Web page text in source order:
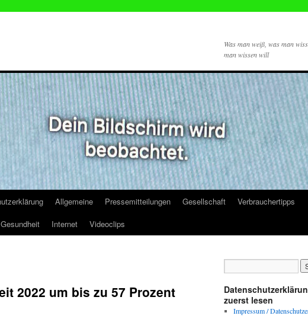
Was man weiß, was man
man wissen will
Allgemeine Pressemitteilungen Gesellschaft
Verbrauchertipps
Gesundheit Internet Videoclips
2022 um bis zu 57 Prozent
zuerst lesen
Impressum /